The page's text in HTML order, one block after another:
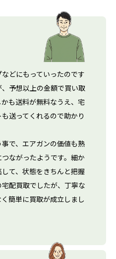
どにもっていったのです
予想以上の金額で買い取
も送料が無料なうえ、宅
送ってくれるので助かり
で、エアガンの価値も熟
ながったようです。細か
て、状態をきちんと把握
配買取でしたが、丁寧な
簡単に買取が成立しまし